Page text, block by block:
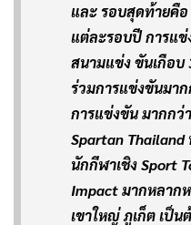
และ รอบสุดท้ายคือ
แต่ละรอบปี การแข่
สนามแข่ง ขันเกือบ
ร่วมการแข่งขันมา
การแข่งขัน มากกว่
Spartan
นักกีฬาเชิง Sport
Impact มากหลาก
เขาใหญ่ ภูเก็ต เป็